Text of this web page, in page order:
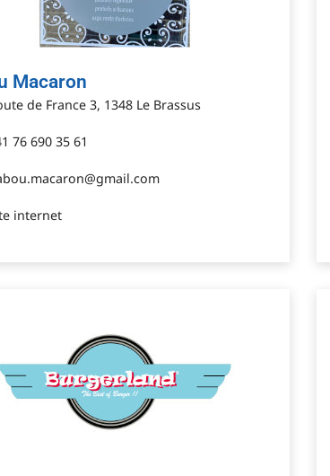
Macaron
de France 3, 1348 Le Brassus
76 690 35 61
internet